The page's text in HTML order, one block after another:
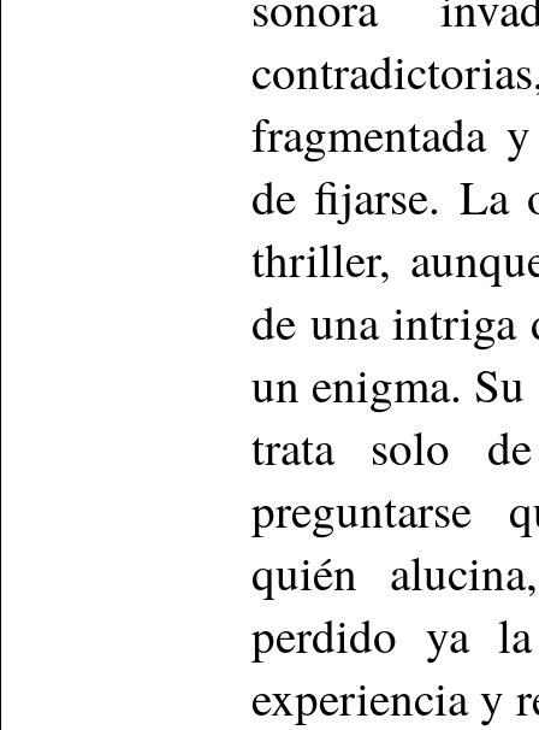
fragmentada
de fijarse. La
thriller,
de una intriga
un enigma. Su
trata solo
preguntarse
quién
perdido ya
experiencia y